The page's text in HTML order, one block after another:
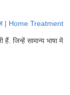
| Home Treatment
जिन्हें सामान्य भाषा में